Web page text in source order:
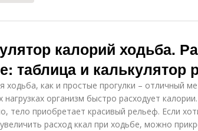
калорий ходьба.
таблица и калькулятор
ходьба, как и простые прогулки – отличный
нагрузках организм быстро расходует
тело приобретает красивый рельеф. Если
увеличить расход ккал при ходьбе, можно